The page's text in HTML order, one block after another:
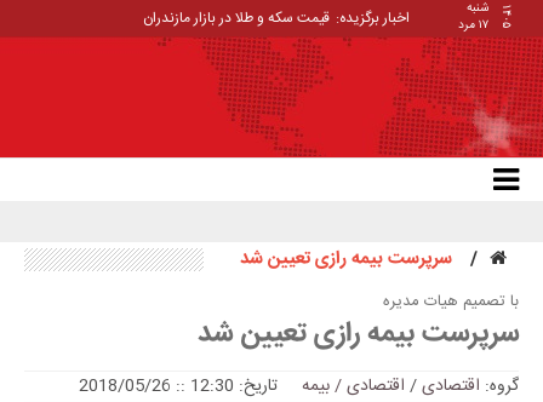
۱۴۰۵
شنبه
۱۷ مرد
اخبار برگزیده: قیمت سکه و طلا در بازار مازندران
سرپرست بیمه رازی تعیین شد
با تصمیم هیات مدیره
سرپرست بیمه رازی تعیین شد
گروه: اقتصادی/ اقتصادی / بیمه تاریخ: 12:30 :: 2018/05/26